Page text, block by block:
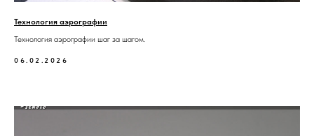
Технология аэрографии
Технология аэрографии шаг за шагом.
06.02.2026